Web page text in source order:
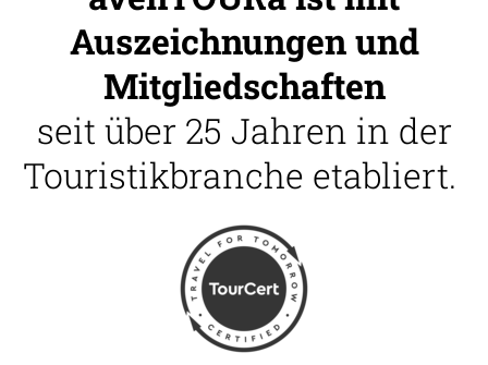
Auszeichnungen und
Mitgliedschaften
seit über 25 Jahren in der
Touristikbranche etabliert.